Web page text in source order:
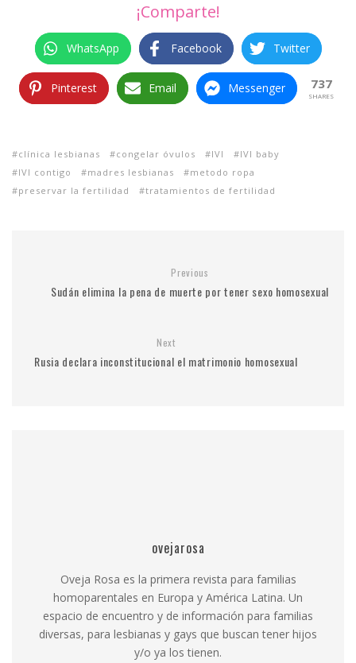
¡Comparte!
WhatsApp Facebook Twitter
Pinterest Email Messenger 737
SHARES
clínica lesbianas congelar óvulos IVI
IVI baby
IVI contigo
madres lesbianas
metodo ropa
preservar la fertilidad
tratamientos de fertilidad
Previous
Sudán elimina la pena de muerte por tener sexo homosexual
Next
Rusia declara inconstitucional el matrimonio homosexual
ovejarosa
Oveja Rosa es la primera revista para familias
homoparentales en Europa y América Latina. Un
espacio de encuentro y de información para familias
diversas, para lesbianas y gays que buscan tener hijos
y/o ya los tienen.